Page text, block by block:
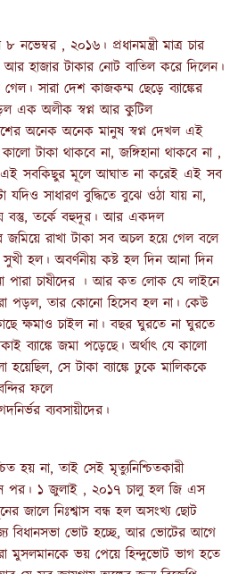
, ২০১৬। প্রধানমন্ত্রী মাত্র চার
আর হাজার টাকার নোট বাতিল করে দিলেন।
সারা দেশ কাজকম্ম ছেড়ে ব্যাঙ্কের
এক অলীক স্বপ্ন আর কুটিল
অনেক অনেক মানুষ স্বপ্ন দেখল এই
টাকা থাকবে না, জঙ্গিহানা থাকবে না ,
এই সবকিছুর মূলে আঘাত না করেই এই সব
যদিও সাধারণ বুদ্ধিতে বুঝে ওঠা যায় না,
বস্তু, তর্কে বহুদূর। আর একদল
রাখা টাকা সব অচল হয়ে গেল বলে
হল। অবর্ণনীয় কষ্ট হল দিন আনা দিন
পারা চাষীদের । আর কত লোক যে লাইনে
পড়ল, তার কোনো হিসেব হল না। কেউ
ক্ষমাও চাইল না। বছর ঘুরতে না ঘুরতে
ব্যাঙ্কে জমা পড়েছে। অর্থাৎ যে কালো
হয়েছিল, সে টাকা ব্যাঙ্কে ঢুকে মালিককে
ফলে
ব্যবসায়ীদের।
হয় না, তাই সেই মৃত্যুনিশ্চিতকারী
পর। ১ জুলাই , ২০১৭ চালু হল জি এস
জালে নিঃশ্বাস বন্ধ হল অসংখ্য ছোট
বিধানসভা ভোট হচ্ছে, আর ভোটের আগে
মুসলমানকে ভয় পেয়ে হিন্দুভোট ভাগ হতে